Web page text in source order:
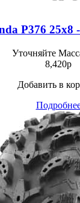
P376 25x8
Уточняйте
8,420p
Добавить в